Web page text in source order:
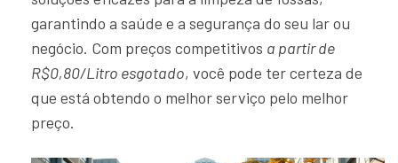
garantindo a saúde e a segurança do seu lar ou
negócio. Com preços competitivos a partir de
R$0,80/Litro esgotado, você pode ter certeza de
que está obtendo o melhor serviço pelo melhor
preço.